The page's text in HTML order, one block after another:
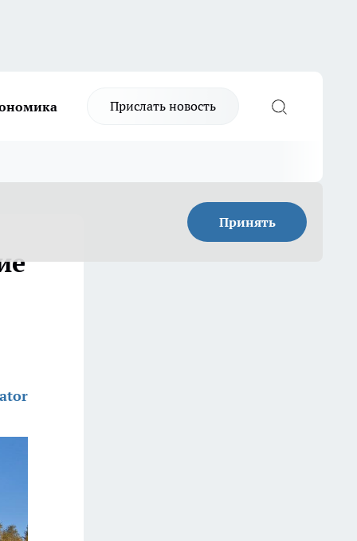
Прислать новость
Принять